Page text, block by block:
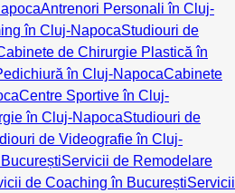
Antrenori Personali în Cluj-
în Cluj-NapocaStudiouri de
de Chirurgie Plastică în
în Cluj-NapocaCabinete
Centre Sportive în Cluj-
în Cluj-NapocaStudiouri de
de Videografie în Cluj-
Servicii de Remodelare
de Coaching în BucureștiServicii